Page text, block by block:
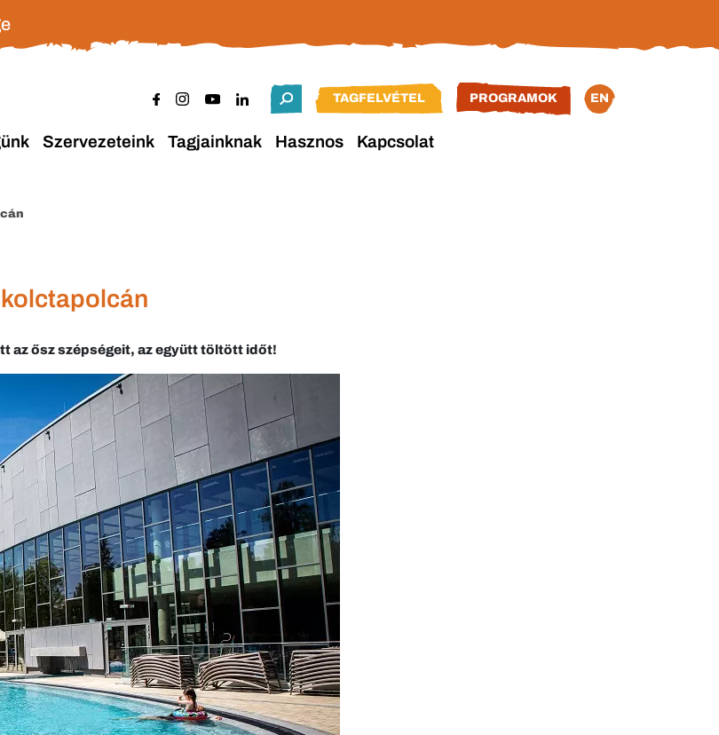
TAGFELVÉTEL PROGRAMOK EN
Szervezeteink Tagjainknak Hasznos Kapcsolat
az ősz szépségeit, az együtt töltött időt!